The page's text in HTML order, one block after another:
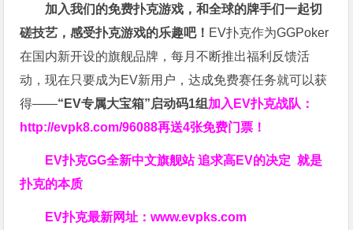
加入我们的免费扑克游戏，和全球的牌手们一起切
磋技艺，感受扑克游戏的乐趣吧！ EV扑克作为GGPoker
在国内新开设的旗舰品牌，每月不断推出福利反馈活
动，现在只要成为EV新用户，达成免费赛任务就可以获
得——“EV专属大宝箱”启动码1组加入EV扑克战队：
http://evpk8.com/96088再送4张免费门票！
EV扑克GG全新中文旗舰站追求高EV的决定就是
扑克的本质
EV扑克最新网址：www.evpks.com